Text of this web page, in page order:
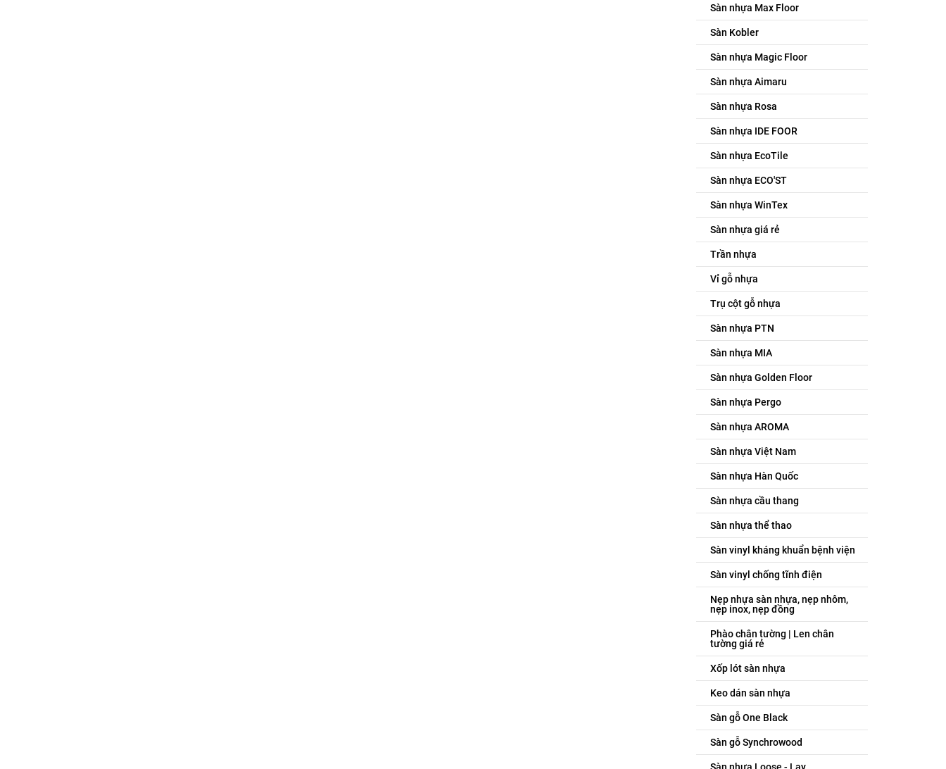
Sàn nhựa Max Floor
Sàn Kobler
Sàn nhựa Magic Floor
Sàn nhựa Aimaru
Sàn nhựa Rosa
Sàn nhựa IDE FOOR
Sàn nhựa EcoTile
Sàn nhựa ECO'ST
Sàn nhựa WinTex
Sàn nhựa giá rẻ
Trần nhựa
Vỉ gỗ nhựa
Trụ cột gỗ nhựa
Sàn nhựa PTN
Sàn nhựa MIA
Sàn nhựa Golden Floor
Sàn nhựa Pergo
Sàn nhựa AROMA
Sàn nhựa Việt Nam
Sàn nhựa Hàn Quốc
Sàn nhựa cầu thang
Sàn nhựa thể thao
Sàn vinyl kháng khuẩn bệnh viện
Sàn vinyl chống tĩnh điện
Nẹp nhựa sàn nhựa, nẹp nhôm,
nẹp inox, nẹp đồng
Phào chân tường | Len chân
tường giá rẻ
Xốp lót sàn nhựa
Keo dán sàn nhựa
Sàn gỗ One Black
Sàn gỗ Synchrowood